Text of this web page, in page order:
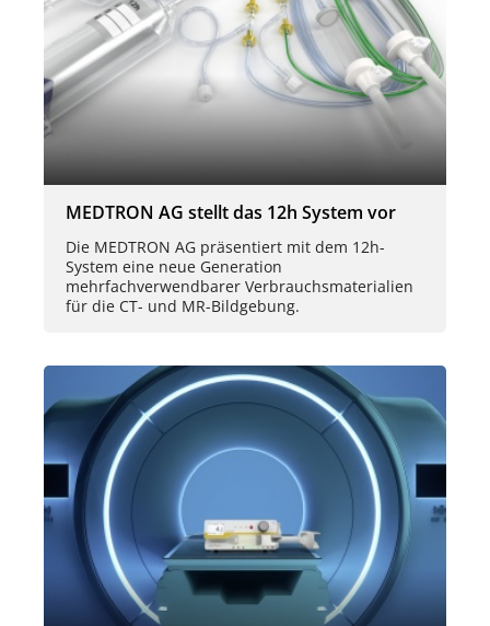
MEDTRON AG stellt das 12h System vor
Die MEDTRON AG präsentiert mit dem 12h-
System eine neue Generation
mehrfachverwendbarer Verbrauchsmaterialien
für die CT- und MR-Bildgebung.